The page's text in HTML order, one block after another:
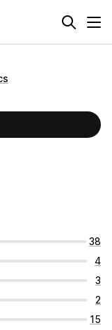
38
4
3
2
15